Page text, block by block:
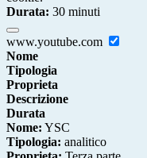
Durata: 30 minuti
www.youtube.com
Nome
Tipologia
Proprieta
Descrizione
Durata
Nome: YSC
Tipologia: analitico